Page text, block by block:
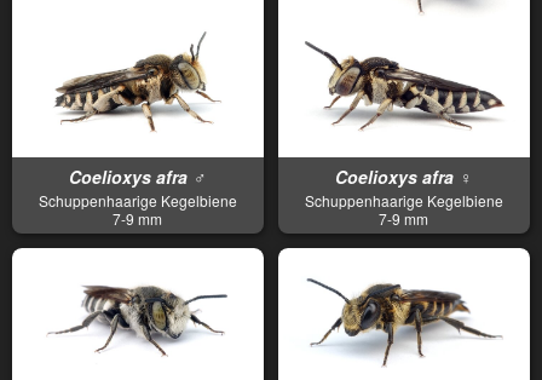
Coelioxys afra ♂
Schuppenhaarige Kegelbiene
7-9 mm
Coelioxys afra ♀
Schuppenhaarige Kegelbiene
7-9 mm